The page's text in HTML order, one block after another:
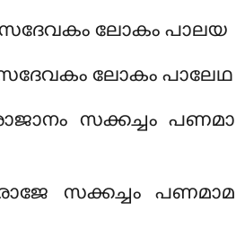
ലോകം പാലയ
ലോകം പാലേഥ
സക്കച്ചം പണമാ
സക്കച്ചം പണമാമ